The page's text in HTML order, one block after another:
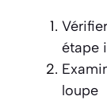
étape
loupe